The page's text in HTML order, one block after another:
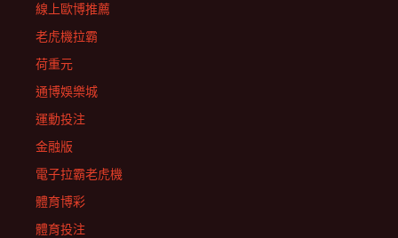
線上歐博推薦
老虎機拉霸
荷重元
通博娛樂城
運動投注
金融版
電子拉霸老虎機
體育博彩
體育投注